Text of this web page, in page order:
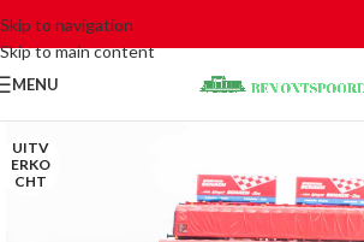
Skip to navigation
Skip to main content
MENU
UITV
ERKO
CHT